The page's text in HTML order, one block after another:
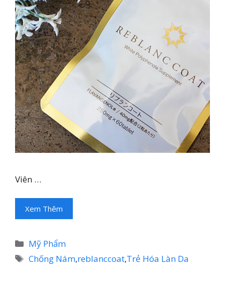
Viên …
Xem Thêm
Danh
mục
Mỹ Phẩm
Thẻ
Chống Nám,reblanccoat,Trẻ Hóa Làn Da